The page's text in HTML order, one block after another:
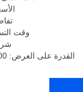
وقت التسليم:
القدرة على العرض: 100 مجموعة / شهر